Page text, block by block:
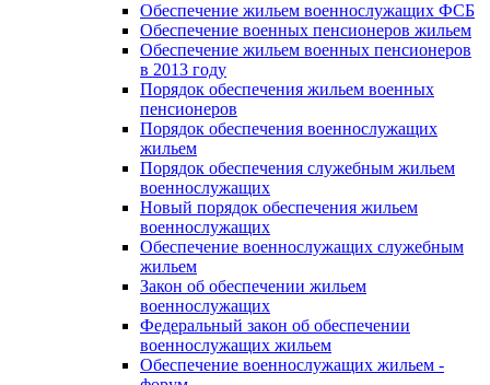
Обеспечение жильем военнослужащих ФСБ
Обеспечение военных пенсионеров жильем
Обеспечение жильем военных пенсионеров
в 2013 году
Порядок обеспечения жильем военных
пенсионеров
Порядок обеспечения военнослужащих
жильем
Порядок обеспечения служебным жильем
военнослужащих
Новый порядок обеспечения жильем
военнослужащих
Обеспечение военнослужащих служебным
жильем
Закон об обеспечении жильем
военнослужащих
Федеральный закон об обеспечении
военнослужащих жильем
Обеспечение военнослужащих жильем -